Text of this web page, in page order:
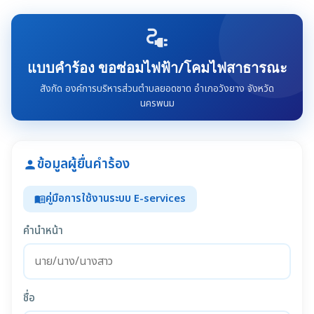
electrical_services
แบบคำร้อง ขอซ่อมไฟฟ้า/โคมไฟสาธารณะ
สังกัด องค์การบริหารส่วนตำบลยอดชาด อำเภอวังยาง จังหวัด
นครพนม
personข้อมูลผู้ยื่นคำร้อง
menu_bookคู่มือการใช้งานระบบ E-services
คำนำหน้า
ชื่อ